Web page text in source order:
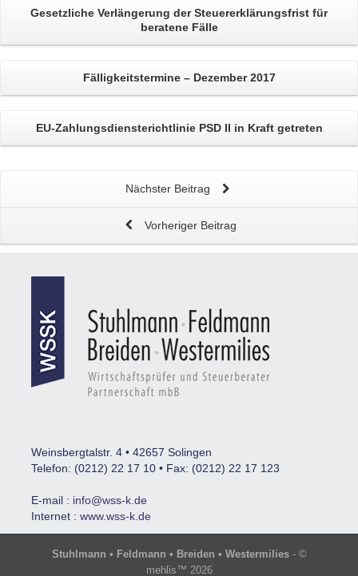
Gesetzliche Verlängerung der Steuererklärungsfrist für
beratene Fälle
Fälligkeitstermine – Dezember 2017
EU-ZahlungsdiensterichtliniePSD II in Kraft getreten
Nächster Beitrag
Vorheriger Beitrag
Weinsbergtalstr. 4 • 42657 Solingen
Telefon: (0212) 22 17 10 • Fax: (0212) 22 17 123
E-mail : info@wss-k.de
Internet : www.wss-k.de
Stuhlmann • Feldmann • Breiden • Westermilies- ©
mehlis™ 2026